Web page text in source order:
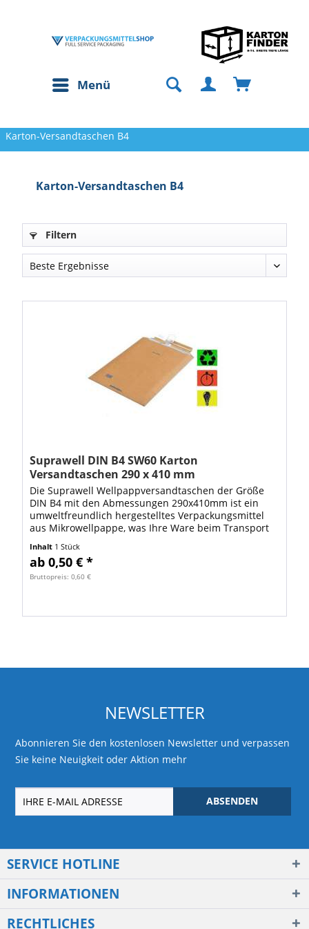
Menü
Karton-Versandtaschen B4
Karton-Versandtaschen B4
Filtern
Suprawell DIN B4 SW60 Karton
Versandtaschen 290 x 410 mm
Die Suprawell Wellpappversandtaschen der Größe
DIN B4 mit den Abmessungen 290x410mm ist ein
umweltfreundlich hergestelltes Verpackungsmittel
aus Mikrowellpappe, was Ihre Ware beim Transport
Inhalt 1 Stück
ab 0,50 € *
Bruttopreis: 0,60 €
NEWSLETTER
Abonnieren Sie den kostenlosen Newsletter und verpassen
Sie keine Neuigkeit oder Aktion mehr
ABSENDEN
SERVICE HOTLINE
INFORMATIONEN
RECHTLICHES